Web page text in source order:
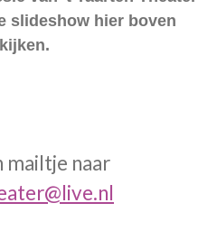
slideshow hier boven
mailtje naar